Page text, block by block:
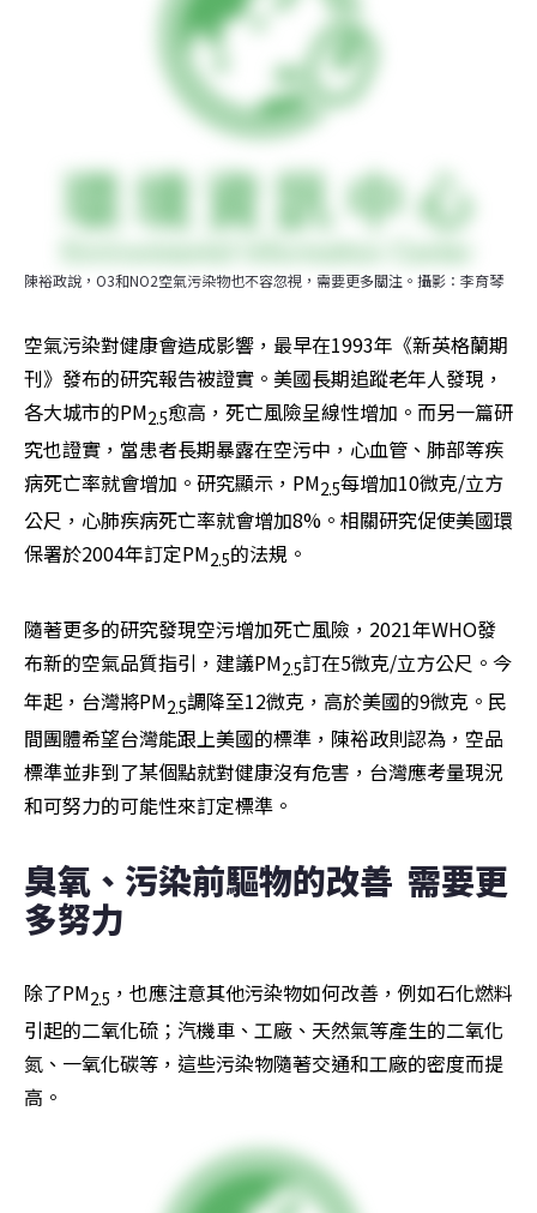
陳裕政說，O3和NO2空氣污染物也不容忽視，需要更多關注。攝影：李育琴
空氣污染對健康會造成影響，最早在1993年《新英格蘭期
刊》發布的研究報告被證實。美國長期追蹤老年人發現，
各大城市的PM2.5愈高，死亡風險呈線性增加。而另一篇研
究也證實，當患者長期暴露在空污中，心血管、肺部等疾
病死亡率就會增加。研究顯示，PM2.5每增加10微克/立方
公尺，心肺疾病死亡率就會增加8%。相關研究促使美國環
保署於2004年訂定PM2.5的法規。
隨著更多的研究發現空污增加死亡風險，2021年WHO發
布新的空氣品質指引，建議PM2.5訂在5微克/立方公尺。今
年起，台灣將PM2.5調降至12微克，高於美國的9微克。民
間團體希望台灣能跟上美國的標準，陳裕政則認為，空品
標準並非到了某個點就對健康沒有危害，台灣應考量現況
和可努力的可能性來訂定標準。
臭氧、污染前驅物的改善  需要更
多努力
除了PM2.5 ，也應注意其他污染物如何改善，例如石化燃料
引起的二氧化硫；汽機車、工廠、天然氣等產生的二氧化
氮、一氧化碳等，這些污染物隨著交通和工廠的密度而提
高。